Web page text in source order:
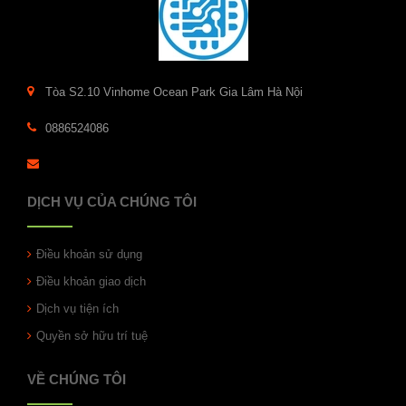
Tòa S2.10 Vinhome Ocean Park Gia Lâm Hà Nội
0886524086
DỊCH VỤ CỦA CHÚNG TÔI
Điều khoản sử dụng
Điều khoản giao dịch
Dịch vụ tiện ích
Quyền sở hữu trí tuệ
VỀ CHÚNG TÔI